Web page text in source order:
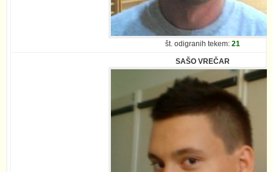
št. odigranih tekem: 21
SAŠO VREČAR